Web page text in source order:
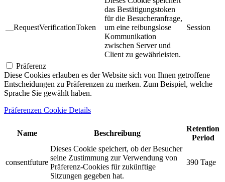
__RequestVerificationToken
das Bestätigungstoken
für die Besucheranfrage,
um eine reibungslose
Kommunikation
zwischen Server und
Client zu gewährleisten.
Session
Präferenz
Diese Cookies erlauben es der Website sich von Ihnen getroffene
Entscheidungen zu Präferenzen zu merken. Zum Beispiel, welche
Sprache Sie gewählt haben.
Präferenzen Cookie Details
Name Beschreibung
Retention
Period
consentfuture
Dieses Cookie speichert, ob der Besucher
seine Zustimmung zur Verwendung von
Präferenz-Cookies für zukünftige
Sitzungen gegeben hat.
390 Tage